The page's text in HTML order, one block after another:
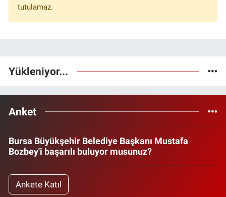
tutulamaz.
Yükleniyor...
Anket
Bursa Büyükşehir Belediye Başkanı Mustafa
Bozbey'i başarılı buluyor musunuz?
Ankete Katıl